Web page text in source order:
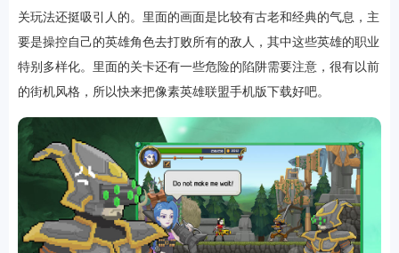
关玩法还挺吸引人的。里面的画面是比较有古老和经典的气息，主
要是操控自己的英雄角色去打败所有的敌人，其中这些英雄的职业
特别多样化。里面的关卡还有一些危险的陷阱需要注意，很有以前
的街机风格，所以快来把像素英雄联盟手机版下载好吧。